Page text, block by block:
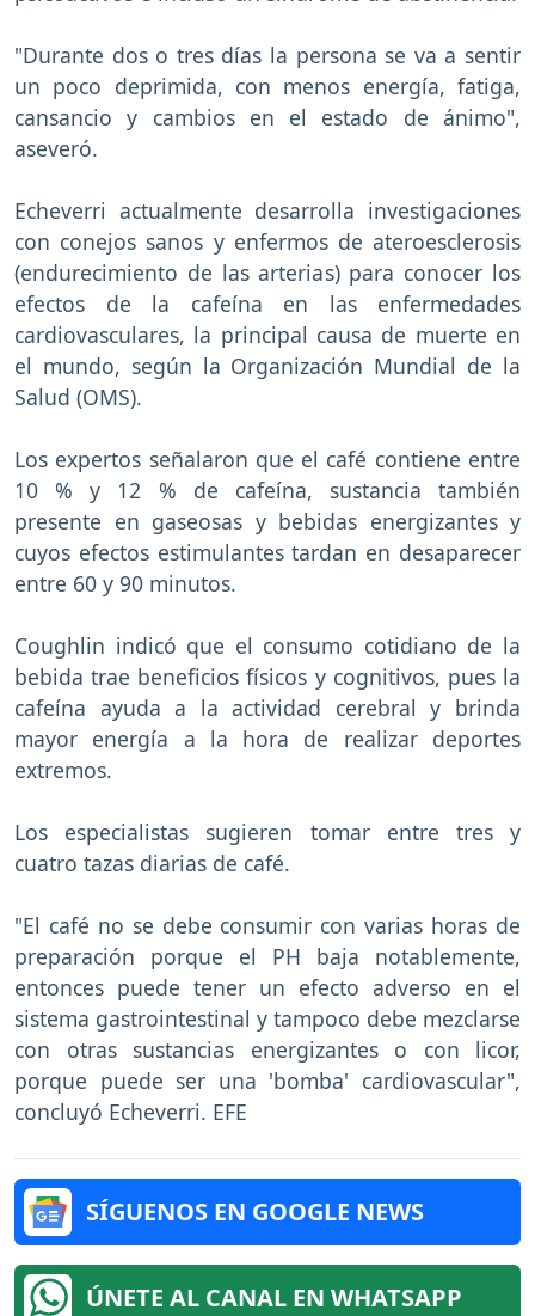
"Durante dos o tres días la persona se va a sentir
un poco deprimida, con menos energía, fatiga,
cansancio y cambios en el estado de ánimo",
aseveró.
Echeverri actualmente desarrolla investigaciones
con conejos sanos y enfermos de ateroesclerosis
(endurecimiento de las arterias) para conocer los
efectos de la cafeína en las enfermedades
cardiovasculares, la principal causa de muerte en
el mundo, según la Organización Mundial de la
Salud (OMS).
Los expertos señalaron que el café contiene entre
10 % y 12 % de cafeína, sustancia también
presente en gaseosas y bebidas energizantes y
cuyos efectos estimulantes tardan en desaparecer
entre 60 y 90 minutos.
Coughlin indicó que el consumo cotidiano de la
bebida trae beneficios físicos y cognitivos, pues la
cafeína ayuda a la actividad cerebral y brinda
mayor energía a la hora de realizar deportes
extremos.
Los especialistas sugieren tomar entre tres y
cuatro tazas diarias de café.
"El café no se debe consumir con varias horas de
preparación porque el PH baja notablemente,
entonces puede tener un efecto adverso en el
sistema gastrointestinal y tampoco debe mezclarse
con otras sustancias energizantes o con licor,
porque puede ser una 'bomba' cardiovascular",
concluyó Echeverri. EFE
SÍGUENOS EN GOOGLE NEWS
ÚNETE AL CANAL EN WHATSAPP